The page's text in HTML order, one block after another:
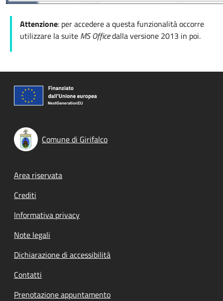
Attenzione: per accedere a questa funzionalità occorre
utilizzare la suite MS Officedalla versione 2013 in poi.
Comune di Girifalco
Footer menu
Area riservata
Crediti
Informativa privacy
Note legali
Dichiarazione di accessibilità
Contatti
Prenotazione appuntamento